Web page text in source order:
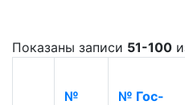
Показаны записи 51-100
№
№ Гос-